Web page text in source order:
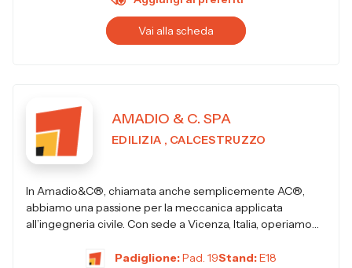
Vai alla scheda
AMADIO & C. SPA
EDILIZIA , CALCESTRUZZO
In Amadio&C®, chiamata anche semplicemente AC®,
abbiamo una passione per la meccanica applicata
all’ingegneria civile. Con sede a Vicenza, Italia, operiamo
Padiglione:Pad. 19Stand:E18